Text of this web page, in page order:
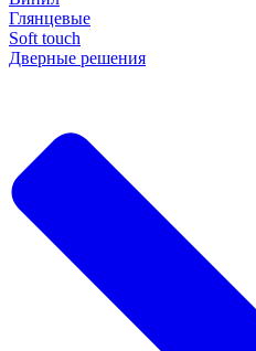
Глянцевые
Soft touch
Дверные решения